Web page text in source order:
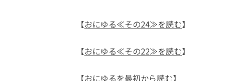
【おにゆる≪その24≫を読む】
【おにゆる≪その22≫を読む】
【おにゆるを最初から読む】